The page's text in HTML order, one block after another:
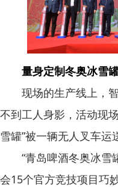
量身定制冬奥冰雪
现场的生产线上，智
不到工人身影，活动现
雪罐”被一辆无人叉车运
“青岛啤酒冬奥冰雪
会15个官方竞技项目巧